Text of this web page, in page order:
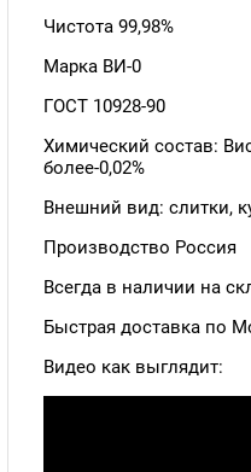
Чистота 99,98%
Марка ВИ-0
ГОСТ 10928-90
Химический состав:
более-0,02%
Внешний вид: слитки,
Производство Россия
Всегда в наличии на
Быстрая доставка по
Видео как выглядит: